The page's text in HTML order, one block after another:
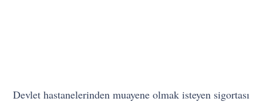
Devlet hastanelerinden muayene olmak isteyen sigortası